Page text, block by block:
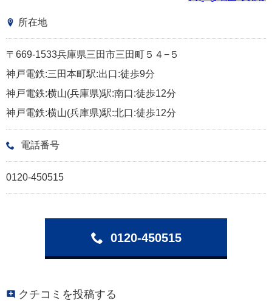
所在地
〒669-1533兵庫県三田市三田町５４−５
神戸電鉄:三田本町駅:出口:徒歩9分
神戸電鉄:横山(兵庫県)駅:南口:徒歩12分
神戸電鉄:横山(兵庫県)駅:北口:徒歩12分
電話番号
0120-450515
0120-450515
クチコミを投稿する